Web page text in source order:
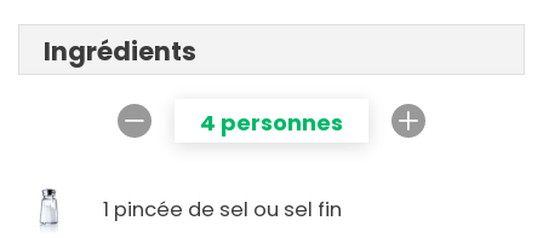
Ingrédients
4 personnes
1 pincée de sel ou sel fin